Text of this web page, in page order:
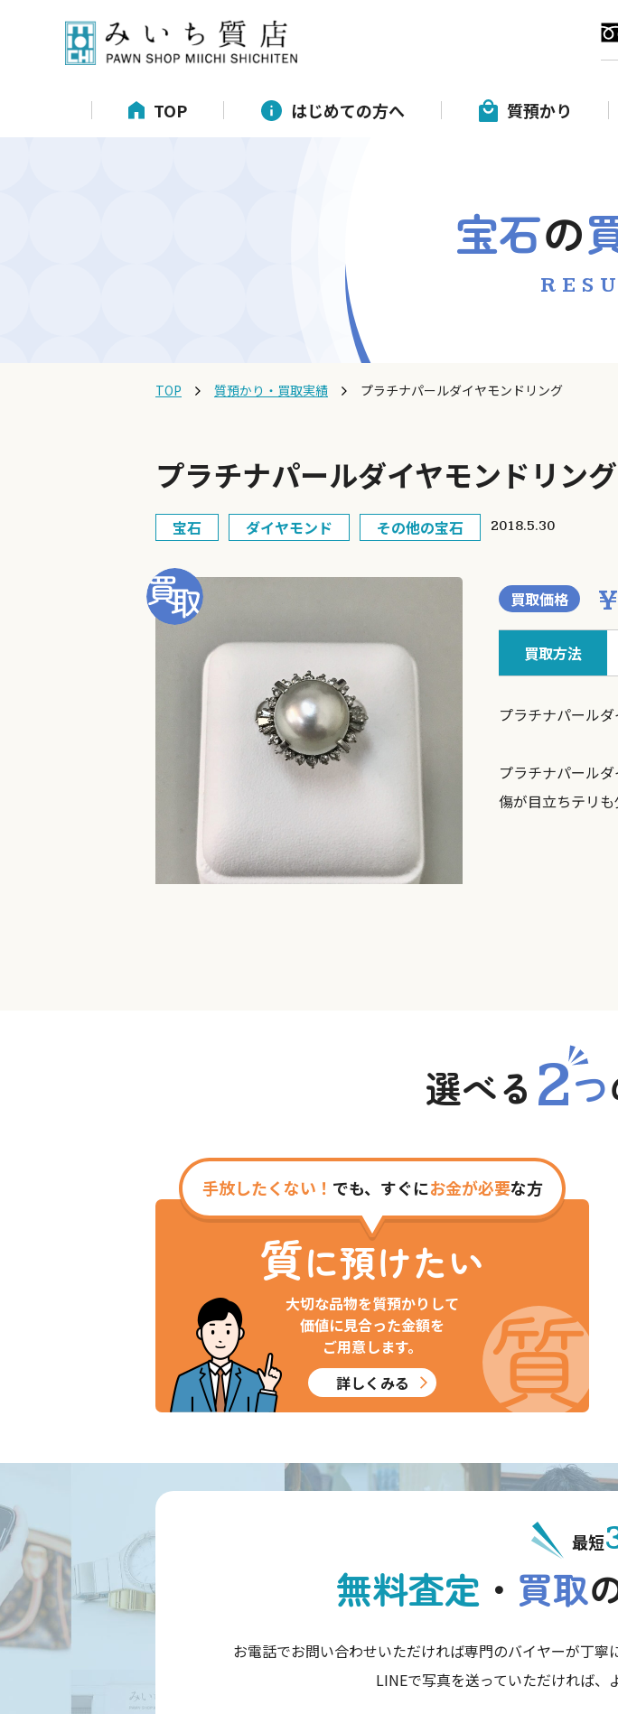
TOP はじめての方へ 質預かり
宝石の
TOP 質預かり・買取実績 プラチナパールダイヤモンドリング
プラチナパールダイヤモンドリング
宝石 ダイヤモンド その他の宝石 2018.5.30
買取価格 ¥
買取方法
プラチナパール
プラチナパール
傷が目立ちテリ
選べる 2つ
手放したくない！ でも、すぐにお金が必要な方
質に預けたい
大切な品物を質預かりして
価値に見合った金額を
ご用意します。
詳しくみる
最短
無料査定 ・ 買取
お電話でお問い合わせいただければ専門のバイヤーが丁寧
LINEで写真を送っていただければ、